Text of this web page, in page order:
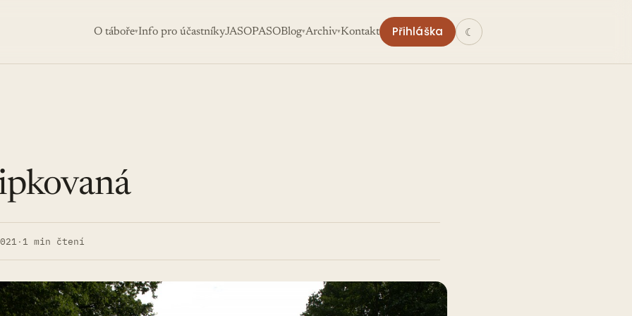
O táboře▾ Info pro účastníkyJASOPASOBlog▾Archiv▾ Kontakt Přihláška ☾︎
· 1 min čtení